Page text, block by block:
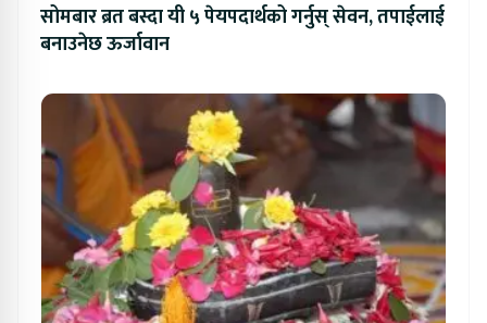
सोमबार ब्रत बस्दा यी ५ पेयपदार्थको गर्नुस् सेवन, तपाईलाई
बनाउनेछ ऊर्जावान